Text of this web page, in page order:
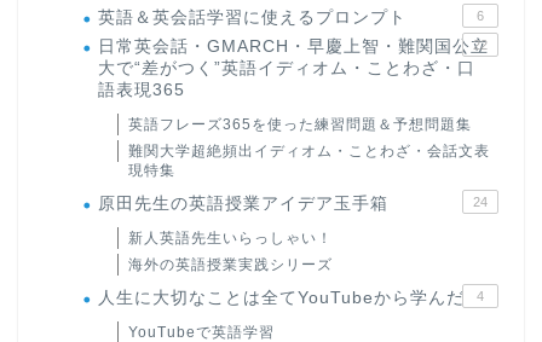
英語＆英会話学習に使えるプロンプト 6
日常英会話・GMARCH・早慶上智・難関国公立
大で“差がつく”英語イディオム・ことわざ・口
語表現365
22
英語フレーズ365を使った練習問題＆予想問題集
難関大学超絶頻出イディオム・ことわざ・会話文表
現特集
原田先生の英語授業アイデア玉手箱 24
新人英語先生いらっしゃい！
海外の英語授業実践シリーズ
人生に大切なことは全てYouTubeから学んだ 4
YouTubeで英語学習